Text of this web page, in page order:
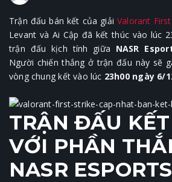
Trận đấu bán kết của giải Valorant
Levant và Ai Cập đã kết thúc vào lúc
trận đấu kịch tính giữa NASR
Người chiến thắng ở trận đấu này sẽ
vòng chung kết vào lúc 23h00 ngày 6/
TRẬN ĐẤU
VỚI PHẦN
NASR ESPORTS